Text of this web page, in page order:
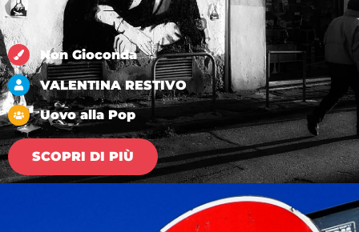
Non Gioconda
VALENTINA RESTIVO
Uovo alla Pop
SCOPRI DI PIÙ